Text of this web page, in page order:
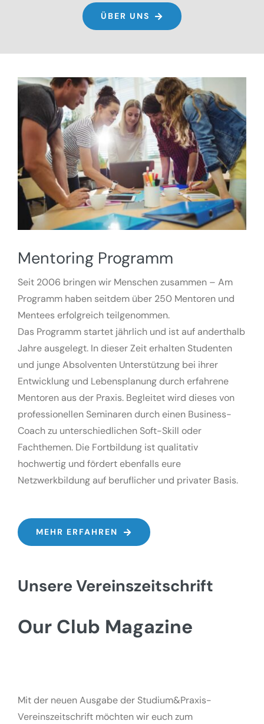
ÜBER UNS
Mentoring Programm
Seit 2006 bringen wir Menschen zusammen – Am
Programm haben seitdem über 250 Mentoren und
Mentees erfolgreich teilgenommen.
Das Programm startet jährlich und ist auf anderthalb
Jahre ausgelegt. In dieser Zeit erhalten Studenten
und junge Absolventen Unterstützung bei ihrer
Entwicklung und Lebensplanung durch erfahrene
Mentoren aus der Praxis. Begleitet wird dieses von
professionellen Seminaren durch einen Business-
Coach zu unterschiedlichen Soft-Skill oder
Fachthemen. Die Fortbildung ist qualitativ
hochwertig und fördert ebenfalls eure
Netzwerkbildung auf beruflicher und privater Basis.
MEHR ERFAHREN
Unsere Vereinszeitschrift
Our Club Magazine
Mit der neuen Ausgabe der Studium&Praxis-
Vereinszeitschrift möchten wir euch zum